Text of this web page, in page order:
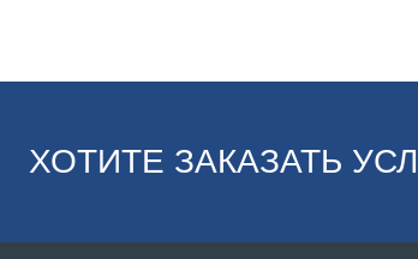
ХОТИТЕ ЗАКАЗАТЬ